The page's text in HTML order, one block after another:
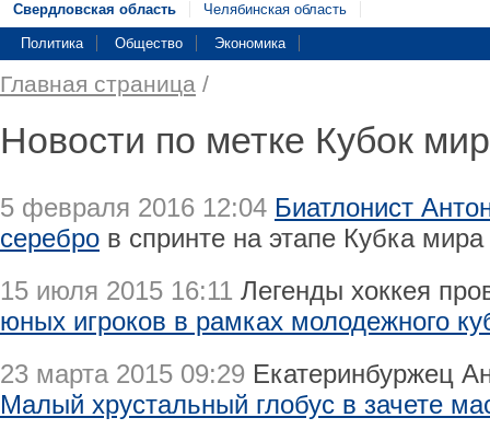
Свердловская область Челябинская область
Политика Общество Экономика
Главная страница /
Новости по метке Кубок
5 февраля 2016 12:04 Биатлонист
серебро в спринте на этапе Кубка
15 июля 2015 16:11 Легенды хоккея
юных игроков в рамках молодежного
23 марта 2015 09:29 Екатеринбуржец
Малый хрустальный глобус в зачете